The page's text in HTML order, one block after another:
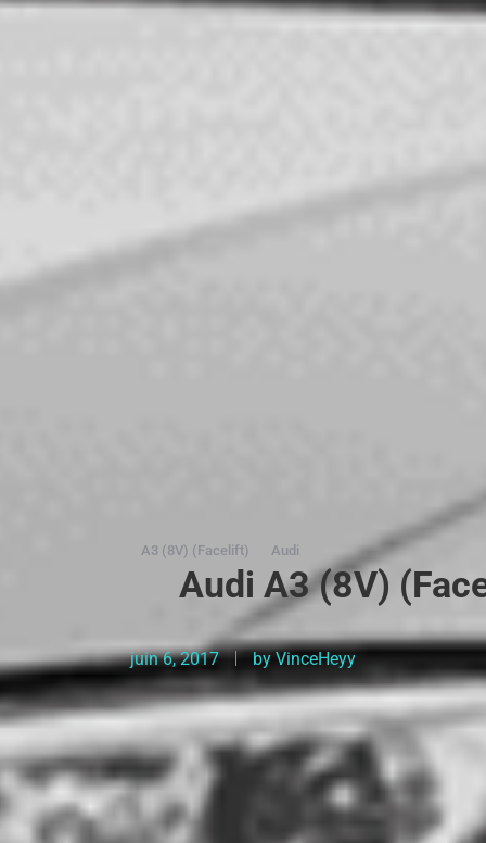
A3 (8V) (Facelift) Audi
Audi A3 (8V)
juin 6, 2017 byVinceHeyy